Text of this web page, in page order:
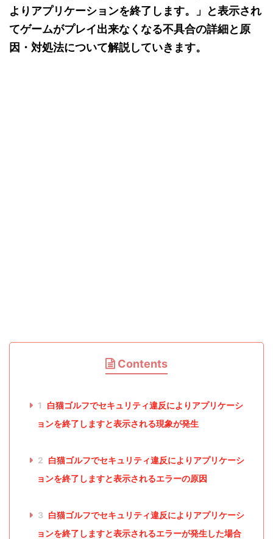
よりアプリケーションを終了します。」と表示され
てゲームがプレイ出来なくなる不具合の詳細と原
因・対処法について解説していきます。
Contents
1
白猫ゴルフでセキュリティ違反によりアプリケーシ
ョンを終了しますと表示される現象が発生
2 白猫ゴルフでセキュリティ違反によりアプリケーシ
ョンを終了しますと表示されるエラーの原因
3 白猫ゴルフでセキュリティ違反によりアプリケーシ
ョンを終了しますと表示されるエラーが発生した場合